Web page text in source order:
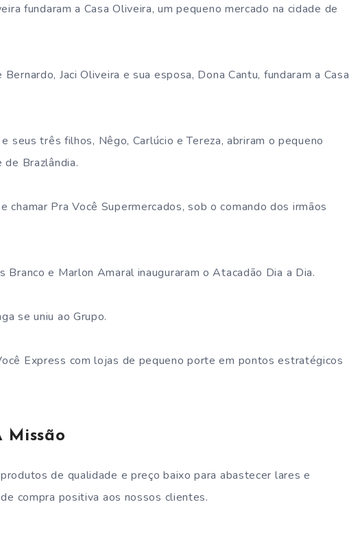
fundaram a Casa Oliveira, um pequeno mercado na cidade de
Jaci Oliveira e sua esposa, Dona Cantu, fundaram a Casa
seus três filhos, Nêgo, Carlúcio e Tereza, abriram o pequeno
de Brazlândia.
chamar Pra Você Supermercados, sob o comando dos irmãos
e Marlon Amaral inauguraram o Atacadão Dia a Dia.
se uniu ao Grupo.
Express com lojas de pequeno porte em pontos estratégicos
Missão
de qualidade e preço baixo para abastecer lares e
compra positiva aos nossos clientes.